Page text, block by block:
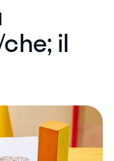
il